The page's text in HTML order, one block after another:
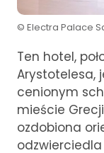
© Electra Palace
Ten hotel,
Arystotelesa,
cenionym
mieście
ozdobiona